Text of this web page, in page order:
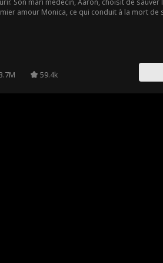
Son mari médecin, Aaron, choisit de sauver
amour Monica, ce qui conduit à la mort de
59.4k